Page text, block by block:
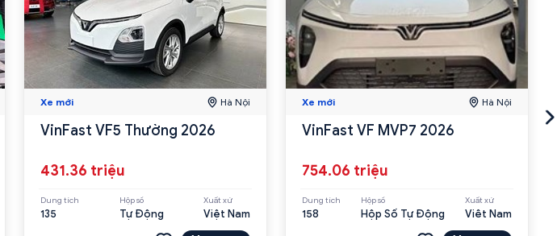
Xe mới Hà Nội
VinFast VF5 Thường 2026
431.36 triệu
Dung tích
135
Hộp số
Tự Động
Xuất xứ
Việt Nam
Xe mới Hà Nội
VinFast VF MVP7 2026
754.06 triệu
Dung tích
158
Hộp số
Hộp Số Tự Động
Xuất xứ
Viêt Nam